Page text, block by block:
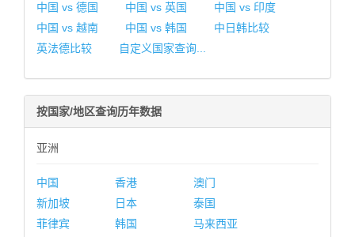
中国 vs 德国
中国 vs 英国
中国 vs 印度
中国 vs 越南
中国 vs 韩国
中日韩比较
英法德比较
自定义国家查询...
按国家/地区查询历年数据
亚洲
中国 香港
澳门
新加坡
日本
泰国
菲律宾
韩国
马来西亚